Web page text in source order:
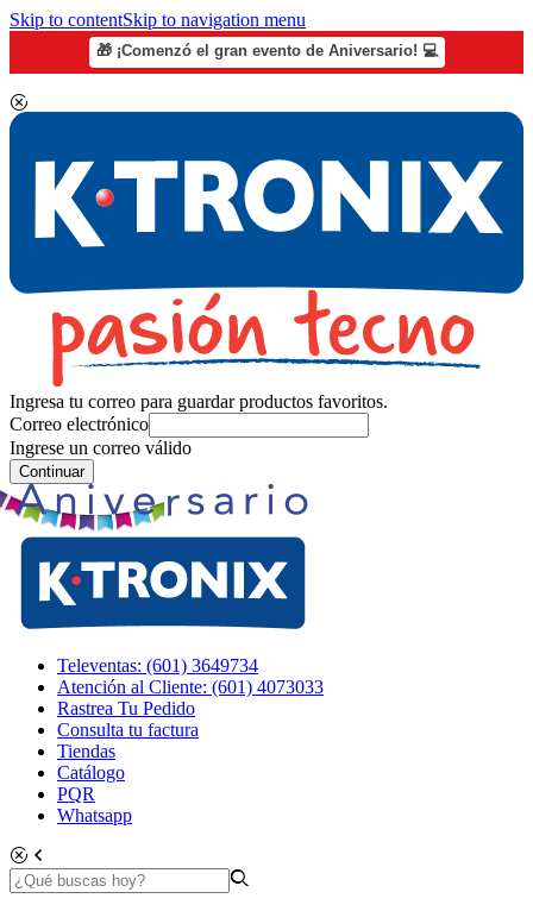
Skip to contentSkip to navigation menu
🎁 ¡Comenzó el gran evento de Aniversario! 💻
Ingresa tu correo para guardar productos favoritos.
Correo electrónico
Ingrese un correo válido
Continuar
Televentas: (601) 3649734
Atención al Cliente: (601) 4073033
Rastrea Tu Pedido
Consulta tu factura
Tiendas
Catálogo
PQR
Whatsapp